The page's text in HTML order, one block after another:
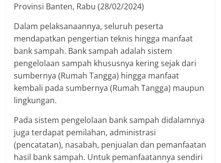
Provinsi Banten, Rabu (28/02/2024)
Dalam pelaksanaannya, seluruh peserta
mendapatkan pengertian teknis hingga manfaat
bank sampah. Bank sampah adalah sistem
pengelolaan sampah khususnya kering sejak dari
sumbernya (Rumah Tangga) hingga manfaat
kembali pada sumbernya (Rumah Tangga) maupun
lingkungan.
Pada sistem pengelolaan bank sampah didalamnya
juga terdapat pemilahan, administrasi
(pencatatan), nasabah, penjualan dan pemanfaatan
hasil bank sampah. Untuk pemanfaatannya sendiri